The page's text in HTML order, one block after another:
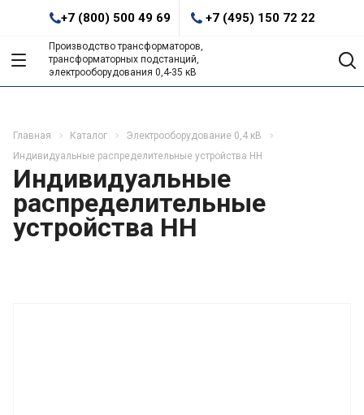
+7 (800) 500 49 69 +7 (495) 150 72 22
Производство трансформаторов,
трансформаторных подстанций,
электрооборудования 0,4-35 кВ
Главная Каталог
Электрооборудование 0,4 кВ
Индивидуальные распределительные устройства НН
Индивидуальные
распределительные
устройства НН